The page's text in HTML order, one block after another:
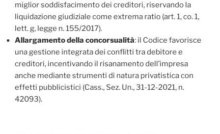
miglior soddisfacimento dei creditori, riservando la
liquidazione giudiziale come extrema ratio (art. 1, co. 1,
lett. g, legge n. 155/2017).
Allargamento della concorsualità: il Codice favorisce
una gestione integrata dei conflitti tra debitore e
creditori, incentivando il risanamento dell’impresa
anche mediante strumenti di natura privatistica con
effetti pubblicistici (Cass., Sez. Un., 31-12-2021, n.
42093).